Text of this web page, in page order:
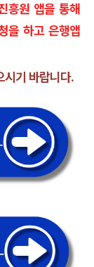
흥원 앱을 통해
을 하고 은행앱
시기 바랍니다.